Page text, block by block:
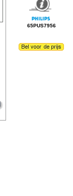
65PUS7956